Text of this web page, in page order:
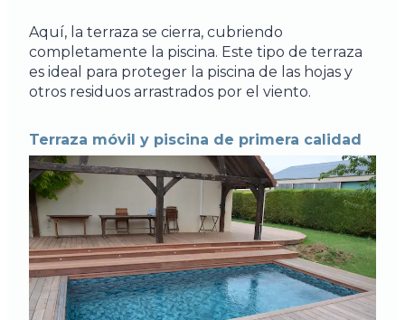
Aquí, la terraza se cierra, cubriendo
completamente la piscina. Este tipo de terraza
es ideal para proteger la piscina de las hojas y
otros residuos arrastrados por el viento.
Terraza móvil y piscina de primera calidad